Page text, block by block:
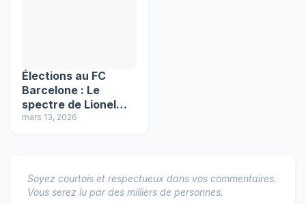
Élections au FC
Barcelone : Le
spectre de Lionel
Messi plane sur les
mars 13, 2026
Soyez courtois et respectueux dans vos commentaires.
Vous serez lu par des milliers de personnes.